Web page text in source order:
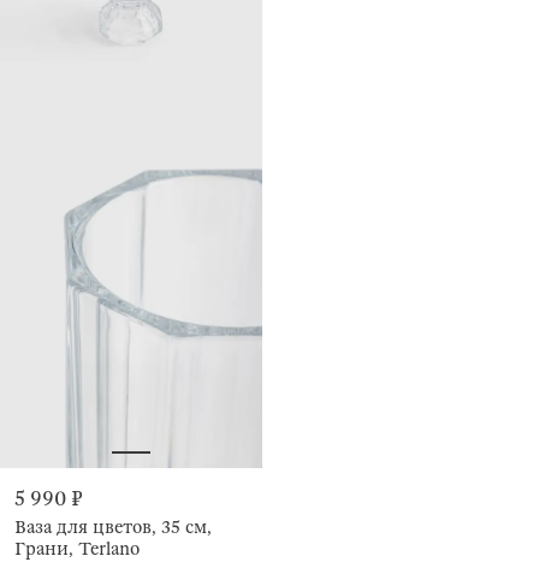
5 990 ₽
Ваза для цветов, 35 см,
Грани, Terlano